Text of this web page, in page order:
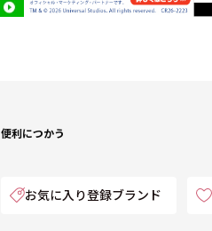
便利につかう
お気に入り登録ブランド